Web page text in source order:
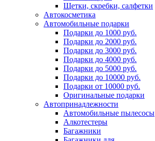
Щетки, скребки, салфетки
Автокосметика
Автомобильные подарки
Подарки до 1000 руб.
Подарки до 2000 руб.
Подарки до 3000 руб.
Подарки до 4000 руб.
Подарки до 5000 руб.
Подарки до 10000 руб.
Подарки от 10000 руб.
Оригинальные подарки
Автопринадлежности
Автомобильные пылесосы
Алкотестеры
Багажники